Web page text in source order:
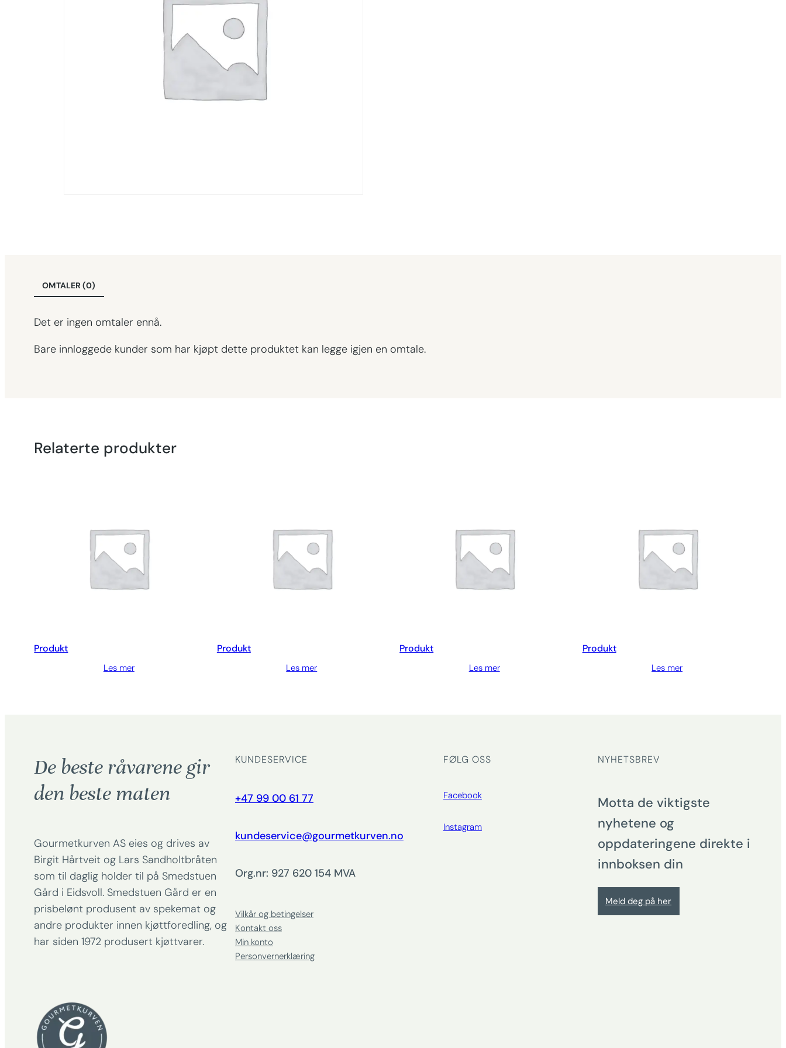
OMTALER (0)
Det er ingen omtaler ennå.
Bare innloggede kunder som har kjøpt dette produktet kan legge igjen en omtale.
Relaterte produkter
Produkt
Les mer
Produkt
Les mer
Produkt
Les mer
Produkt
Les mer
De beste råvarene gir
den beste maten
Gourmetkurven AS eies og drives av
Birgit Hårtveit og Lars Sandholtbråten
som til daglig holder til på Smedstuen
Gård i Eidsvoll. Smedstuen Gård er en
prisbelønt produsent av spekemat og
andre produkter innen kjøttforedling, og
har siden 1972 produsert kjøttvarer.
KUNDESERVICE
+47 99 00 61 77
kundeservice@gourmetkurven.no
Org.nr: 927 620 154 MVA
Vilkår og betingelser
Kontakt oss
Min konto
Personvernerklæring
FØLG OSS
Facebook
Instagram
NYHETSBREV
Motta de viktigste
nyhetene og
oppdateringene direkte i
innboksen din
Meld deg på her